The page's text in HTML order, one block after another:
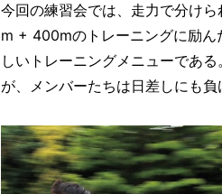
今回の練習会では、走力で分け
m + 400mのトレーニングに励ん
しいトレーニングメニューであ
が、メンバーたちは日差しにも負